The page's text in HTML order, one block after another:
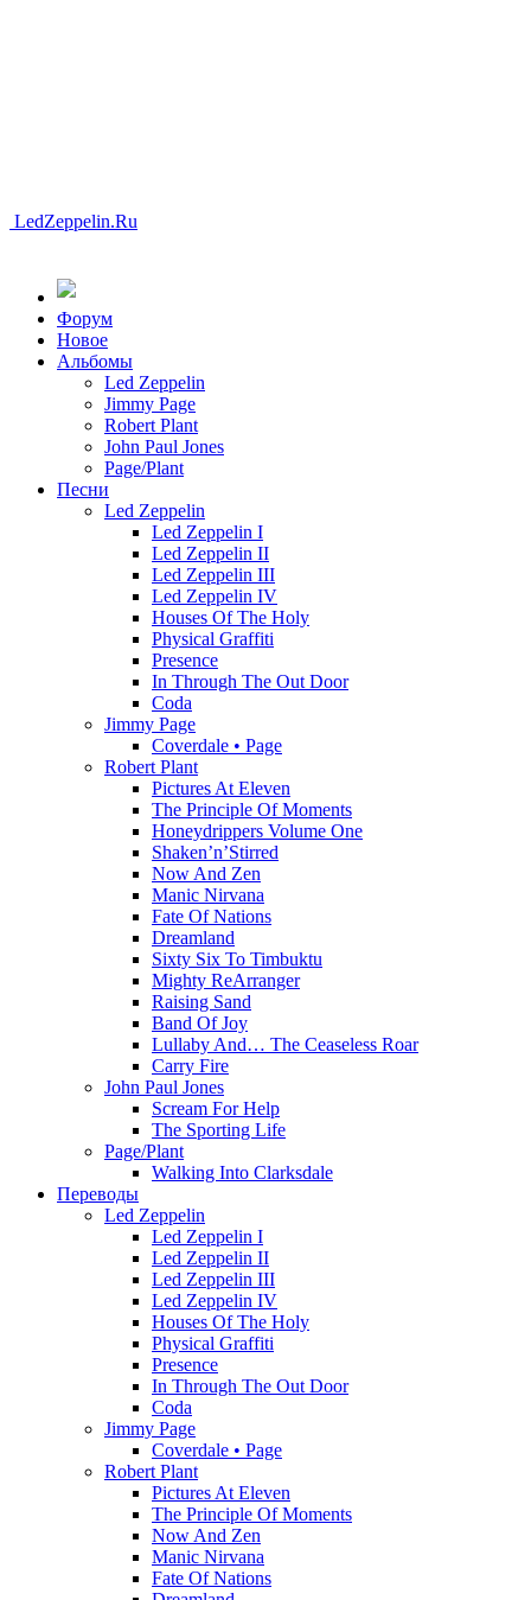
LedZeppelin.Ru
Форум
Новоe
Альбомы
Led Zeppelin
Jimmy Page
Robert Plant
John Paul Jones
Page/Plant
Песни
Led Zeppelin
Led Zeppelin I
Led Zeppelin II
Led Zeppelin III
Led Zeppelin IV
Houses Of The Holy
Physical Graffiti
Presence
In Through The Out Door
Coda
Jimmy Page
Coverdale • Page
Robert Plant
Pictures At Eleven
The Principle Of Moments
Honeydrippers Volume One
Shaken’n’Stirred
Now And Zen
Manic Nirvana
Fate Of Nations
Dreamland
Sixty Six To Timbuktu
Mighty ReArranger
Raising Sand
Band Of Joy
Lullaby And… The Ceaseless Roar
Carry Fire
John Paul Jones
Scream For Help
The Sporting Life
Page/Plant
Walking Into Clarksdale
Переводы
Led Zeppelin
Led Zeppelin I
Led Zeppelin II
Led Zeppelin III
Led Zeppelin IV
Houses Of The Holy
Physical Graffiti
Presence
In Through The Out Door
Coda
Jimmy Page
Coverdale • Page
Robert Plant
Pictures At Eleven
The Principle Of Moments
Now And Zen
Manic Nirvana
Fate Of Nations